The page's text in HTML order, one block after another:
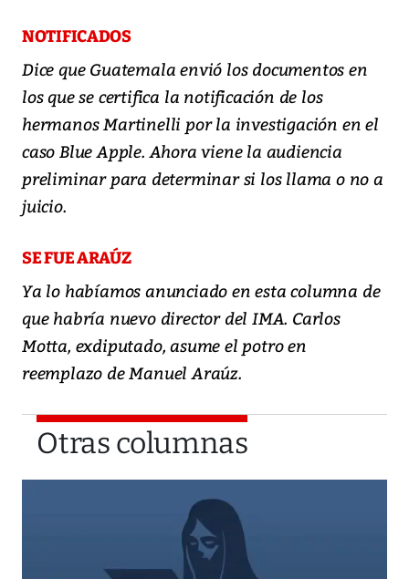
NOTIFICADOS
Dice que Guatemala envió los documentos en
los que se certifica la notificación de los
hermanos Martinelli por la investigación en el
caso Blue Apple. Ahora viene la audiencia
preliminar para determinar si los llama o no a
juicio.
SE FUE ARAÚZ
Ya lo habíamos anunciado en esta columna de
que habría nuevo director del IMA. Carlos
Motta, exdiputado, asume el potro en
reemplazo de Manuel Araúz.
Otras columnas